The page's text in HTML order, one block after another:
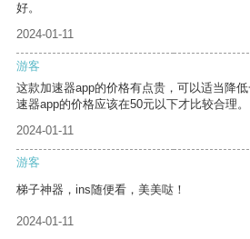
好。
2024-01-11
游客
这款加速器app的价格有点贵，可以适当降
速器app的价格应该在50元以下才比较合理。
2024-01-11
游客
梯子神器，ins随便看，美美哒！
2024-01-11